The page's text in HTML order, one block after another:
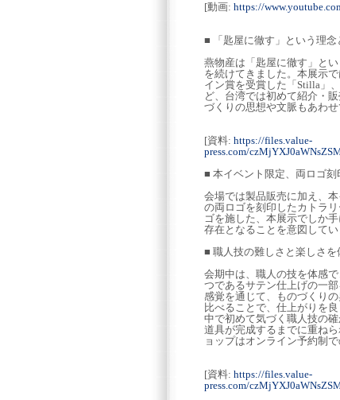
[動画: https://
■ 「匙屋に徹す」という理
燕物産は「匙屋に徹す」と
を続けてきました。本展示
イン賞を受賞した「Stilla」
ど、台湾では初めて紹介・
づくりの思想や文脈もあわせ
[資料: https://files.value-
press.com/
■ 本イベント限定、両ロゴ
会場では製品販売に加え、本
の両ロゴを刻印したカトラ
ゴを施した、本展示でしか
存在となることを意図してい
■ 職人技の難しさと楽しさ
会期中は、職人の技を体感
つであるサテン仕上げの一
感覚を通じて、ものづくり
比べることで、仕上がりを
中で初めて気づく職人技の
道具が完成するまでに重ね
ョップはオンライン予約制で
[資料: https://files.value-
press.com/